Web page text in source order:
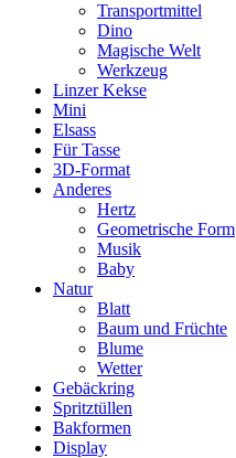
Transportmittel
Dino
Magische Welt
Werkzeug
Linzer Kekse
Mini
Elsass
Für Tasse
3D-Format
Anderes
Hertz
Geometrische Form
Musik
Baby
Natur
Blatt
Baum und Früchte
Blume
Wetter
Gebäckring
Spritztüllen
Bakformen
Display